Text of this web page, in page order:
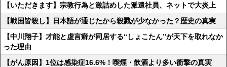
【いただきます】宗教行為と激詰めした派遣社員、ネットで大炎上
【戦国皆殺し】日本語が通じたから殺戮が少なかった？歴史の真実
【中川翔子】才能と虚言癖が同居する“しょこたん”が天下を取れなか
った理由
【がん原因】1位は感染症16.6%！喫煙・飲酒より多い衝撃の真実